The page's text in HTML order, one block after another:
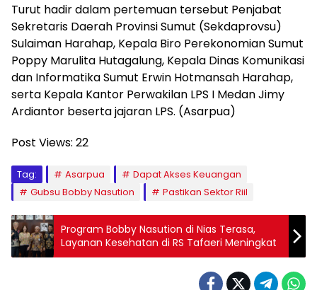
Turut hadir dalam pertemuan tersebut Penjabat
Sekretaris Daerah Provinsi Sumut (Sekdaprovsu)
Sulaiman Harahap, Kepala Biro Perekonomian Sumut
Poppy Marulita Hutagalung, Kepala Dinas Komunikasi
dan Informatika Sumut Erwin Hotmansah Harahap,
serta Kepala Kantor Perwakilan LPS I Medan Jimy
Ardiantor beserta jajaran LPS. (Asarpua)
Post Views: 22
Tag: Asarpua
Dapat Akses Keuangan
Gubsu Bobby Nasution
Pastikan Sektor Riil
Program Bobby Nasution di Nias Terasa,
Layanan Kesehatan di RS Tafaeri Meningkat